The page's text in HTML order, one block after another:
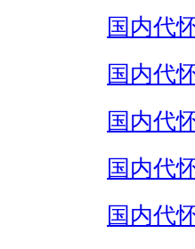
国内代
国内代
国内代
国内代
国内代